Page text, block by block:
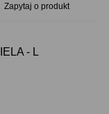
Zapytaj o produkt
- L